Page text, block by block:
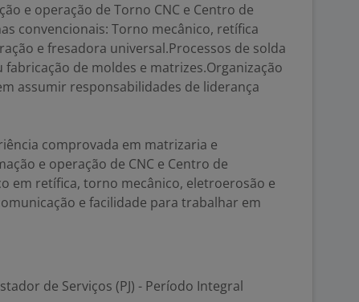
e operação de Torno CNC e Centro de
convencionais: Torno mecânico, retífica
e fresadora universal.Processos de solda
de moldes e matrizes.Organização
assumir responsabilidades de liderança
comprovada em matrizaria e
e operação de CNC e Centro de
em retífica, torno mecânico, eletroerosão e
e facilidade para trabalhar em
de Serviços (PJ) - Período Integral